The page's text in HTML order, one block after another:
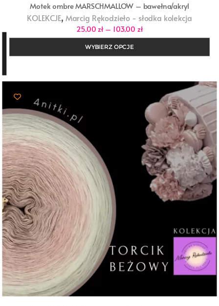
Motek ombre MARSCHMALLOW – bawełna/akryl
KOLEKCJE, Marcig Rękodzieło - słodka kolekcja
25,00 zł – 103,00 złZakres
cen:
do
WYBIERZ OPCJE